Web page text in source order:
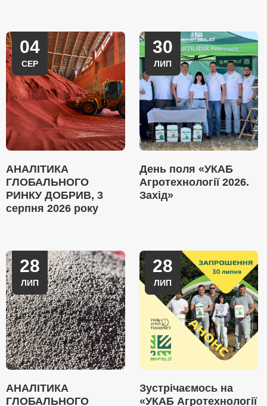
04
СЕР
АНАЛІТИКА
ГЛОБАЛЬНОГО
РИНКУ ДОБРИВ, 3
серпня 2026 року
30
ЛИП
День поля «УКАБ
Агротехнології 2026.
Захід»
28
ЛИП
АНАЛІТИКА
ГЛОБАЛЬНОГО
28
ЛИП
Зустрічаємось на
«УКАБ Агротехнології